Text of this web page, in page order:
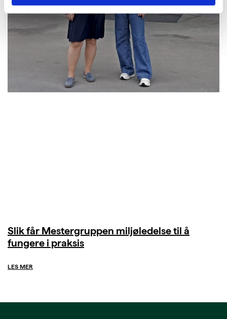
Slik får Mestergruppen miljøledelse til å
fungere i praksis
LES MER